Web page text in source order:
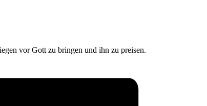
vor Gott zu bringen und ihn zu preisen.